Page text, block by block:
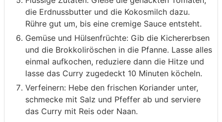
die Erdnussbutter und die Kokosmilch dazu.
Rühre gut um, bis eine cremige Sauce entsteht.
Gemüse und Hülsenfrüchte: Gib die Kichererbsen
und die Brokkoliröschen in die Pfanne. Lasse alles
einmal aufkochen, reduziere dann die Hitze und
lasse das Curry zugedeckt 10 Minuten köcheln.
Verfeinern: Hebe den frischen Koriander unter,
schmecke mit Salz und Pfeffer ab und serviere
das Curry mit Reis oder Naan.